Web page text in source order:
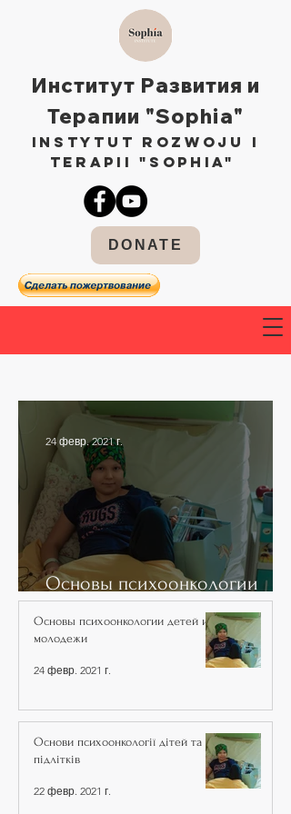
Институт Развития и
Терапии "Sophia"
Instytut Rozwoju i
Terapii "Sophia"
DONATE
Основы психоонкологии
детей и молодежи
24 февр. 2021 г.
Основы психоонкологии детей и
молодежи
24 февр. 2021 г.
Основи психоонкології дітей та
підлітків
22 февр. 2021 г.